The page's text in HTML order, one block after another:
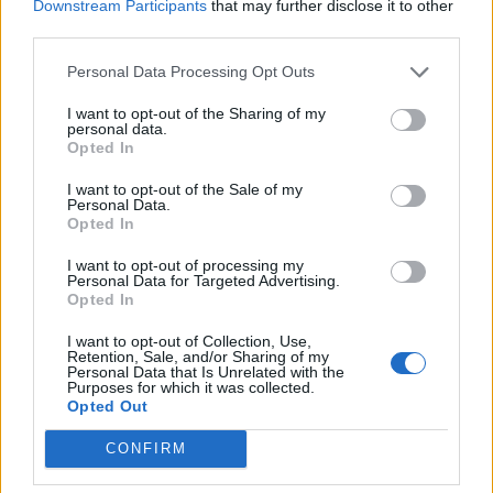
Downstream Participants that may further disclose it to other
Personal Data Processing Opt Outs
I want to opt-out of the Sharing of my
personal data.
Opted In
I want to opt-out of the Sale of my
Personal Data.
Opted In
I want to opt-out of processing my
Personal Data for Targeted Advertising.
Opted In
I want to opt-out of Collection, Use,
Retention, Sale, and/or Sharing of my
Personal Data that Is Unrelated with the
Purposes for which it was collected.
Opted Out
CONFIRM
Facebook
Twitter
ΝΟΣΟΚΟΜΕΙΑΚΟΙ ΓΙΑΤΡΟΙ,ΝΟΣΟΚΟΜΕΙΟ
ΡΕΘΥΜΝΟΥ,ΝΟΣΟΚΟΜΕΙΟ ΡΟΔΟΥ,
ΠΑΡΑΙΤΗΣΕΙΣ,